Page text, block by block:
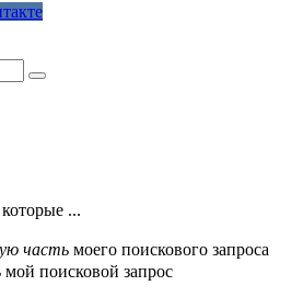
...
часть моего поискового запроса
мой поисковой запрос